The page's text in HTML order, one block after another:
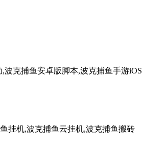
克捕鱼安卓版脚本,波克捕鱼手游
挂机,波克捕鱼云挂机,波克捕鱼搬砖